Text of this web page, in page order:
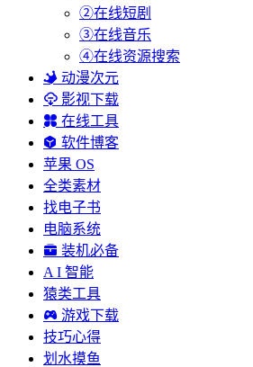
②在线短剧
③在线音乐
④在线资源搜索
动漫次元
影视下载
在线工具
软件博客
苹果 OS
全类素材
找电子书
电脑系统
装机必备
A I 智能
猿类工具
游戏下载
技巧心得
划水摸鱼